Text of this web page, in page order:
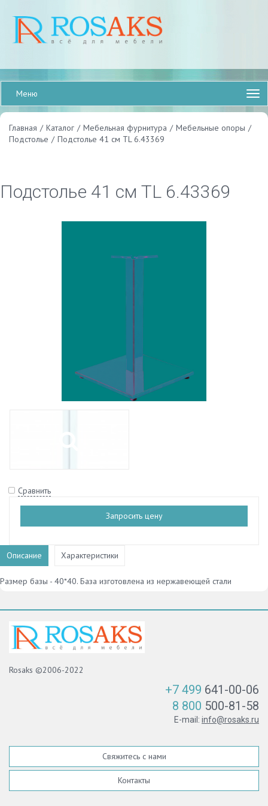
Меню
Главная / Каталог / Мебельная фурнитура / Мебельные опоры /
Подстолье / Подстолье 41 см TL 6.43369
Подстолье 41 см TL 6.43369
Сравнить
Запросить цену
Описание Характеристики
Размер базы - 40*40. База изготовлена из нержавеющей стали
Rosaks ©2006-2022
+7 499 641-00-06
8 800 500-81-58
E-mail: info@rosaks.ru
Свяжитесь с нами
Контакты